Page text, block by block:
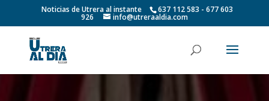
Noticias de Utrera al instante 637 112 583 - 677 603
926 info@utreraaldia.com